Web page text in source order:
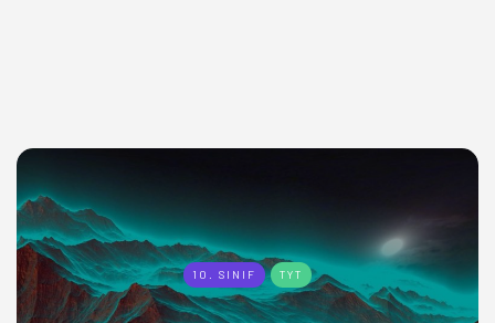
10. SINIF TYT